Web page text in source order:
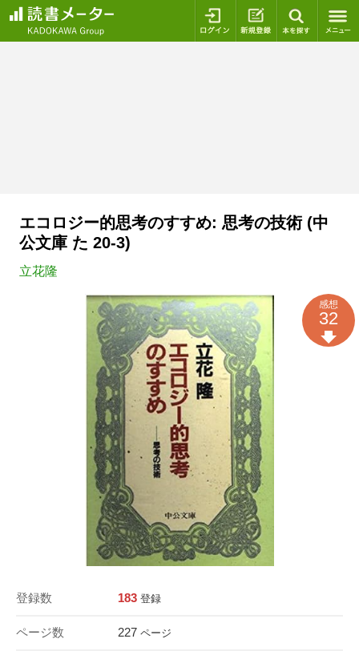
ログイン 新規登録
エコロジー的思考のすすめ: 思考の技術 (中
公文庫 た 20-3)
立花隆
登録数 183 登録
ページ数 227 ページ
感想
32